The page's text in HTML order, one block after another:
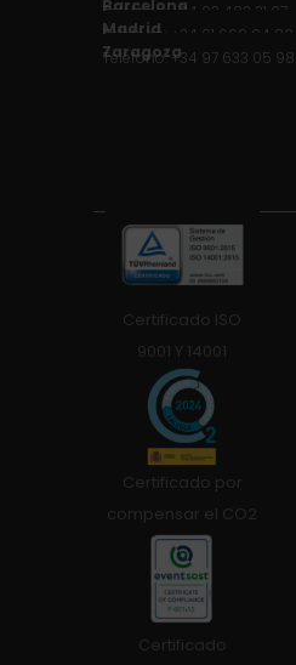
Barcelona
Teléfono: +34 93 423 31 07
Madrid
Teléfono: +34 91 669 94 80
Zaragoza
Teléfono: +34 97 633 05 98
Certificado ISO
9001 Y 14001
Certificado por
compensar el CO2
Certificado